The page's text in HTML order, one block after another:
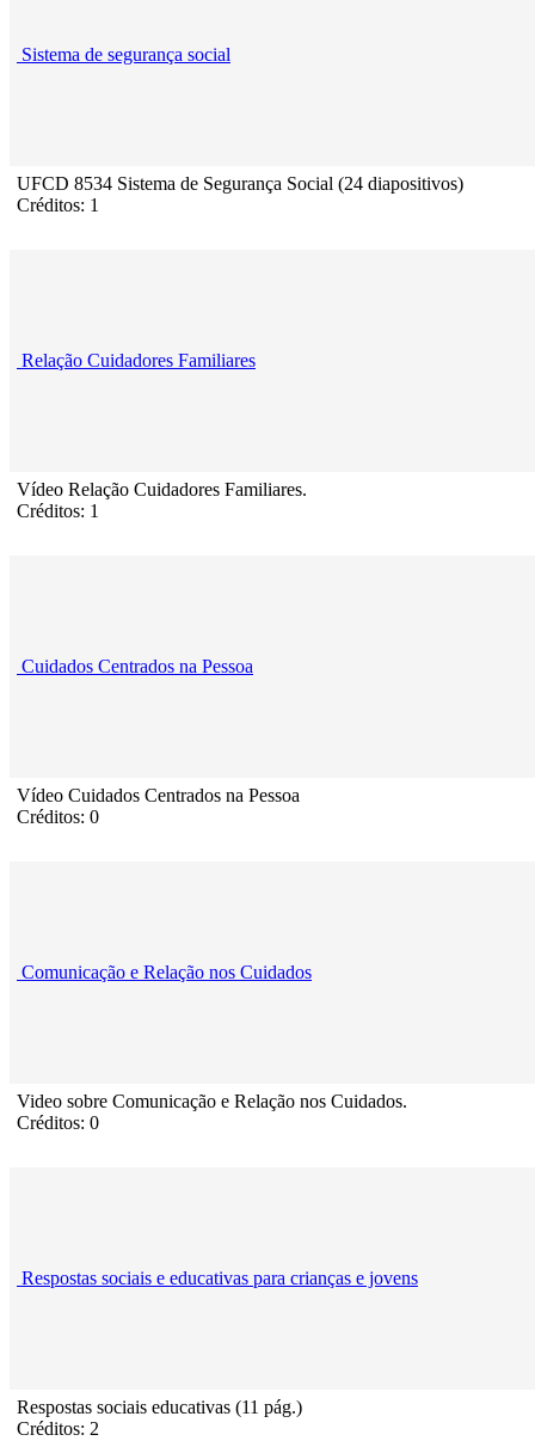
Sistema de segurança social
UFCD 8534 Sistema de Segurança Social (24 diapositivos)
Créditos: 1
Relação Cuidadores Familiares
Vídeo Relação Cuidadores Familiares.
Créditos: 1
Cuidados Centrados na Pessoa
Vídeo Cuidados Centrados na Pessoa
Créditos: 0
Comunicação e Relação nos Cuidados
Video sobre Comunicação e Relação nos Cuidados.
Créditos: 0
Respostas sociais e educativas para crianças e jovens
Respostas sociais educativas (11 pág.)
Créditos: 2